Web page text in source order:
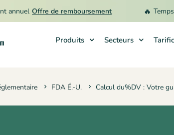
Offre de remboursement Temps
Produits Secteurs
FDA É.-U. Calcul du%DV : Votre